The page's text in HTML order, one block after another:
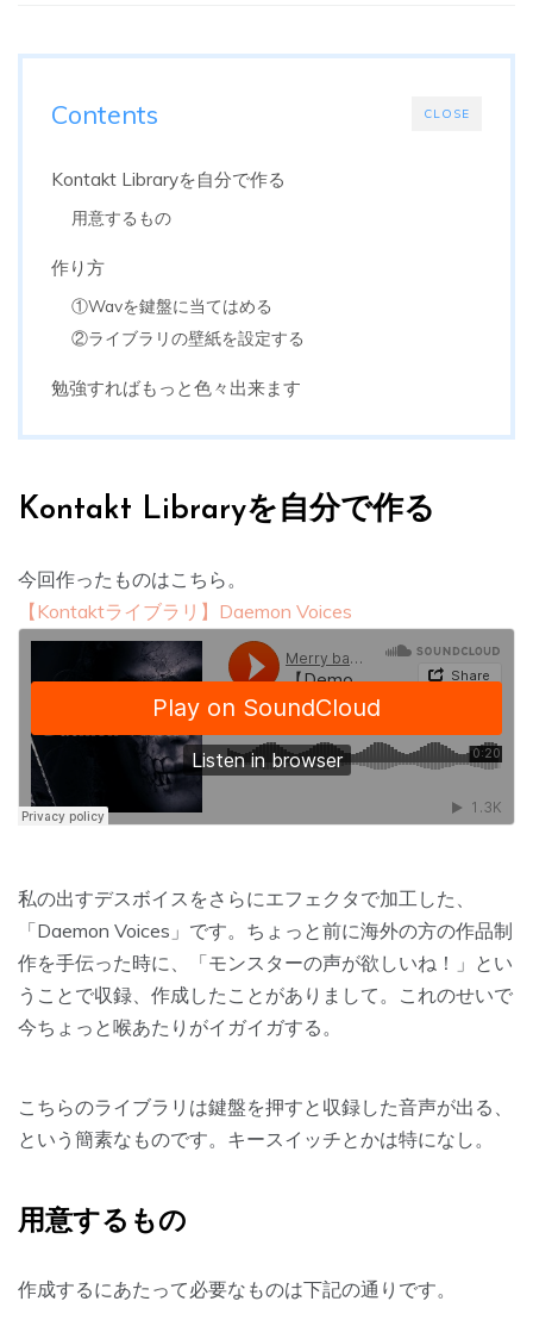
CLOSE
Contents
Kontakt Libraryを自分で作る
用意するもの
作り方
①Wavを鍵盤に当てはめる
②ライブラリの壁紙を設定する
勉強すればもっと色々出来ます
Kontakt Libraryを自分で作る
今回作ったものはこちら。
【Kontaktライブラリ】Daemon Voices
私の出すデスボイスをさらにエフェクタで加工した、
「Daemon Voices」です。ちょっと前に海外の方の作品制
作を手伝った時に、「モンスターの声が欲しいね！」とい
うことで収録、作成したことがありまして。これのせいで
今ちょっと喉あたりがイガイガする。
こちらのライブラリは鍵盤を押すと収録した音声が出る、
という簡素なものです。キースイッチとかは特になし。
用意するもの
作成するにあたって必要なものは下記の通りです。